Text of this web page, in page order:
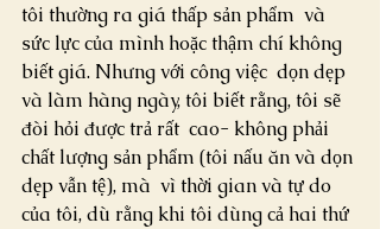
tôi thường ra giá thấp sản phẩm  và
sức lực của mình hoặc thậm chí không
biết giá. Nhưng với công việc  dọn dẹp
và làm hàng ngày, tôi biết rằng, tôi sẽ
đòi hỏi được trả rất  cao- không phải
chất lượng sản phẩm (tôi nấu ăn và dọn
dẹp vẫn tệ), mà  vì thời gian và tự do
của tôi, dù rằng khi tôi dùng cả hai thứ